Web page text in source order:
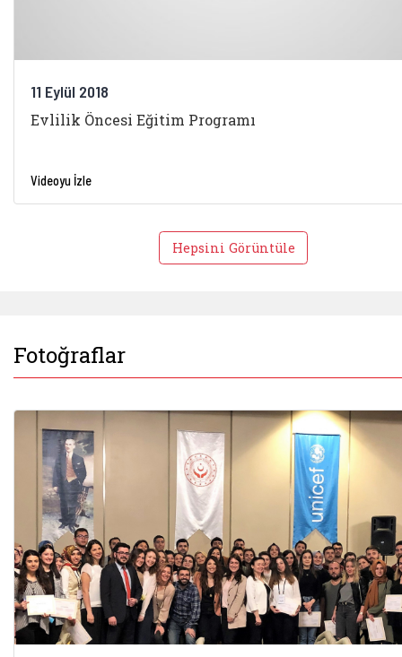
11 Eylül 2018
Evlilik Öncesi Eğitim Programı
Videoyu İzle
Hepsini Görüntüle
Fotoğraflar